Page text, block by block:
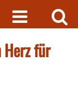
für